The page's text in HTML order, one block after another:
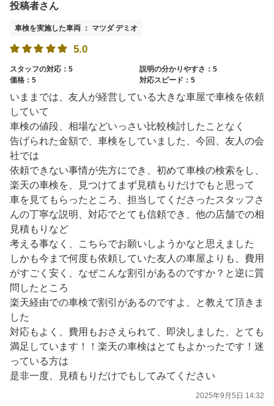
投稿者さん
車検を実施した車両 ： マツダ デミオ
5.0
スタッフの対応：5
説明の分かりやすさ：5
価格：5
対応スピード：5
いままでは、友人が経営している大きな車屋で車検を依頼
していて
車検の値段、相場などいっさい比較検討したことなく
告げられた金額で、車検をしていました、今回、友人の会
社では
依頼できない事情が先方にでき、初めて車検の検索をし、
楽天の車検を、見つけてまず見積もりだけでもと思って
車を見てもらったところ、担当してくださったスタッフさ
んの丁寧な説明、対応でとても信頼でき、他の店舗での相
見積もりなど
考える事なく、こちらでお願いしようかなと思えました
しかも今まで何度も依頼していた友人の車屋よりも、費用
がすごく安く、なぜこんな割引があるのですか？と逆に質
問したところ
楽天経由での車検で割引があるのですよ、と教えて頂きま
した
対応もよく、費用もおさえられて、即決しました、とても
満足しています！！楽天の車検はとてもよかったです！迷
っている方は
是非一度、見積もりだけでもしてみてください
2025年9月5日 14:32